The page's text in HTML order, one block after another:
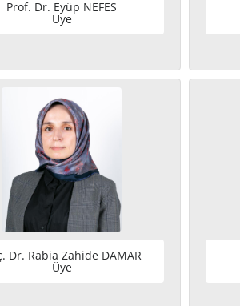
Prof. Dr. Eyüp NEFES
Üye
Dr. Rabia Zahide DAMAR
Üye